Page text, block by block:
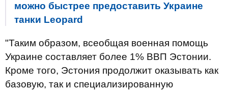
можно быстрее предоставить Украине
танки Leopard
"Таким образом, всеобщая военная помощь
Украине составляет более 1% ВВП Эстонии.
Кроме того, Эстония продолжит оказывать как
базовую, так и специализированную